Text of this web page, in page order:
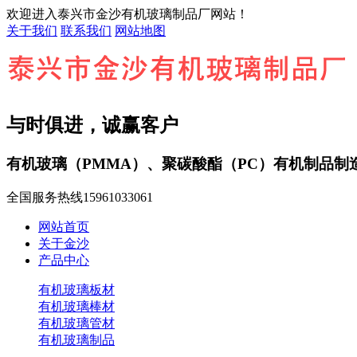
欢迎进入泰兴市金沙有机玻璃制品厂网站！
关于我们 联系我们 网站地图
与时俱进，诚赢客户
有机玻璃（PMMA）、聚碳酸酯（PC）有机制品制
全国服务热线15961033061
网站首页
关于金沙
产品中心
有机玻璃板材
有机玻璃棒材
有机玻璃管材
有机玻璃制品